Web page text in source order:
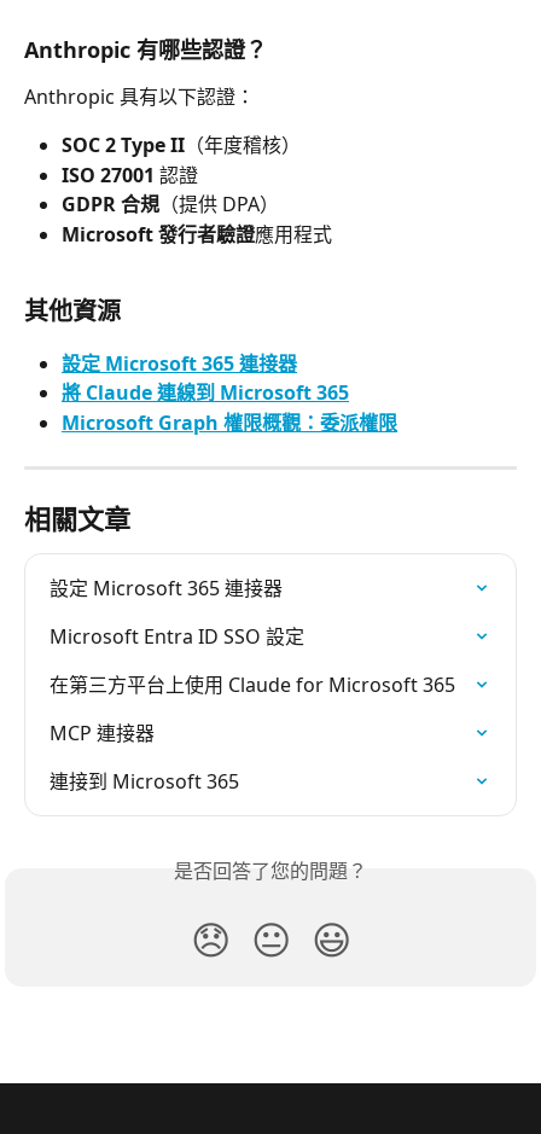
Anthropic 有哪些認證？
Anthropic 具有以下認證：
SOC 2 Type II （年度稽核）
ISO 27001 認證
GDPR 合規 （提供 DPA）
Microsoft 發行者驗證應用程式
其他資源
設定 Microsoft 365 連接器
將 Claude 連線到 Microsoft 365
Microsoft Graph 權限概觀：委派權限
相關文章
設定 Microsoft 365 連接器
Microsoft Entra ID SSO 設定
在第三方平台上使用 Claude for Microsoft 365
MCP 連接器
連接到 Microsoft 365
是否回答了您的問題？
😞 😐 😃